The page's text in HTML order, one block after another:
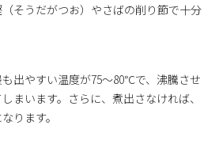
そうだがつお）やさばの削り節で十分
出やすい温度が75～80℃で、沸騰させ
まいます。さらに、煮出さなければ、
ります。